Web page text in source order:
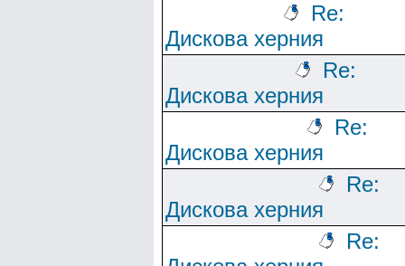
Re:
Дискова херния
Re:
Дискова херния
Re:
Дискова херния
Re:
Дискова херния
Re: